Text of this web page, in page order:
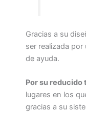
Gracias a su
ser realizada
de ayuda.
Por su reducido
lugares en los
gracias a su